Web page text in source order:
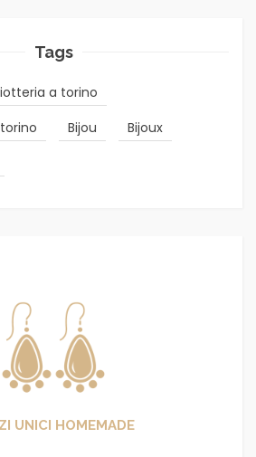
Tags
a torino
Bijou
Bijoux
UNICI HOMEMADE